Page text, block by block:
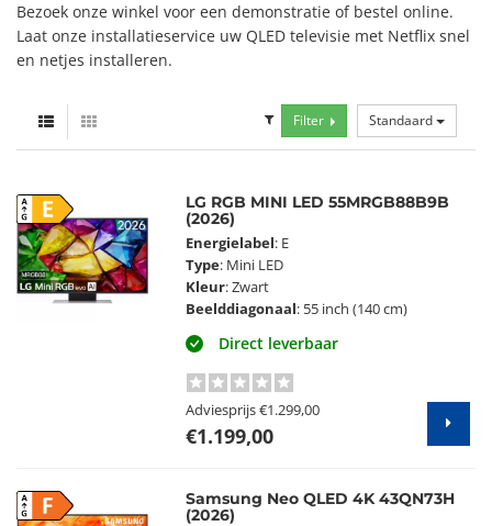
Bezoek onze winkel voor een demonstratie of bestel online.
Laat onze installatieservice uw QLED televisie met Netflix snel
en netjes installeren.
Filter Standaard
LG RGB MINI LED 55MRGB88B9B
(2026)
Energielabel: E
Type: Mini LED
Kleur: Zwart
Beelddiagonaal: 55 inch (140 cm)
Direct leverbaar
Adviesprijs€1.299,00
€1.199,00
Samsung Neo QLED 4K 43QN73H
(2026)